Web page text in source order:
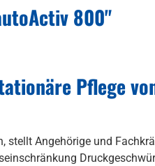
800"
Pflege
Angehörige und